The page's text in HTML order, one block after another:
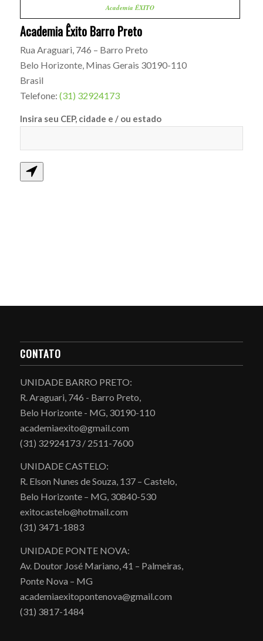
Academia ÊXITO
Academia Êxito Barro Preto
Rua Araguari, 746 – Barro Preto
Belo Horizonte, Minas Gerais 30190-110
Brasil
Telefone: (31) 32924173
Insira seu CEP, cidade e / ou estado
CONTATO
UNIDADE BARRO PRETO:
R. Araguari, 746 - Barro Preto,
Belo Horizonte - MG, 30190-110
academiaexito@gmail.com
(31) 32924173 / 2511-7600
UNIDADE CASTELO:
R. Elson Nunes de Souza, 137 – Castelo,
Belo Horizonte – MG, 30840-530
exitocastelo@hotmail.com
(31) 3471-1883
UNIDADE PONTE NOVA:
Av. Doutor José Mariano, 41 – Palmeiras,
Ponte Nova – MG
academiaexitopontenova@gmail.com
(31) 3817-1484